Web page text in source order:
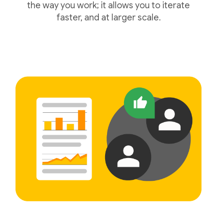
the way you work; it allows you to iterate
faster, and at larger scale.